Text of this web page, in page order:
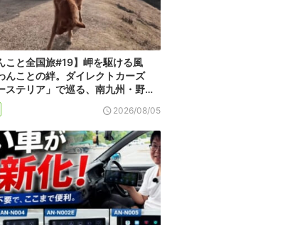
こと全国旅#19】岬を駆ける風
んことの絆。ダイレクトカーズ
ステリア」で巡る、南九州・野…
2026/08/05